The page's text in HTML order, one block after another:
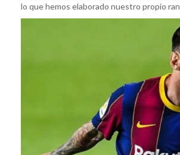
lo que hemos elaborado nuestro propio